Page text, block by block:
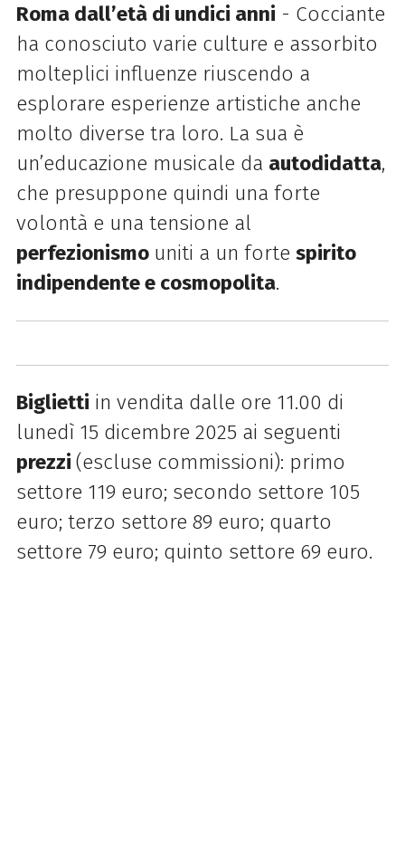
Roma dall’età di undici anni - Cocciante
ha conosciuto varie culture e assorbito
molteplici influenze riuscendo a
esplorare esperienze artistiche anche
molto diverse tra loro. La sua è
un’educazione musicale da autodidatta,
che presuppone quindi una forte
volontà e una tensione al
perfezionismo uniti a un forte spirito
indipendente e cosmopolita.
Biglietti in vendita dalle ore 11.00 di
lunedì 15 dicembre 2025 ai seguenti
prezzi (escluse commissioni): primo
settore 119 euro; secondo settore 105
euro; terzo settore 89 euro; quarto
settore 79 euro; quinto settore 69 euro.